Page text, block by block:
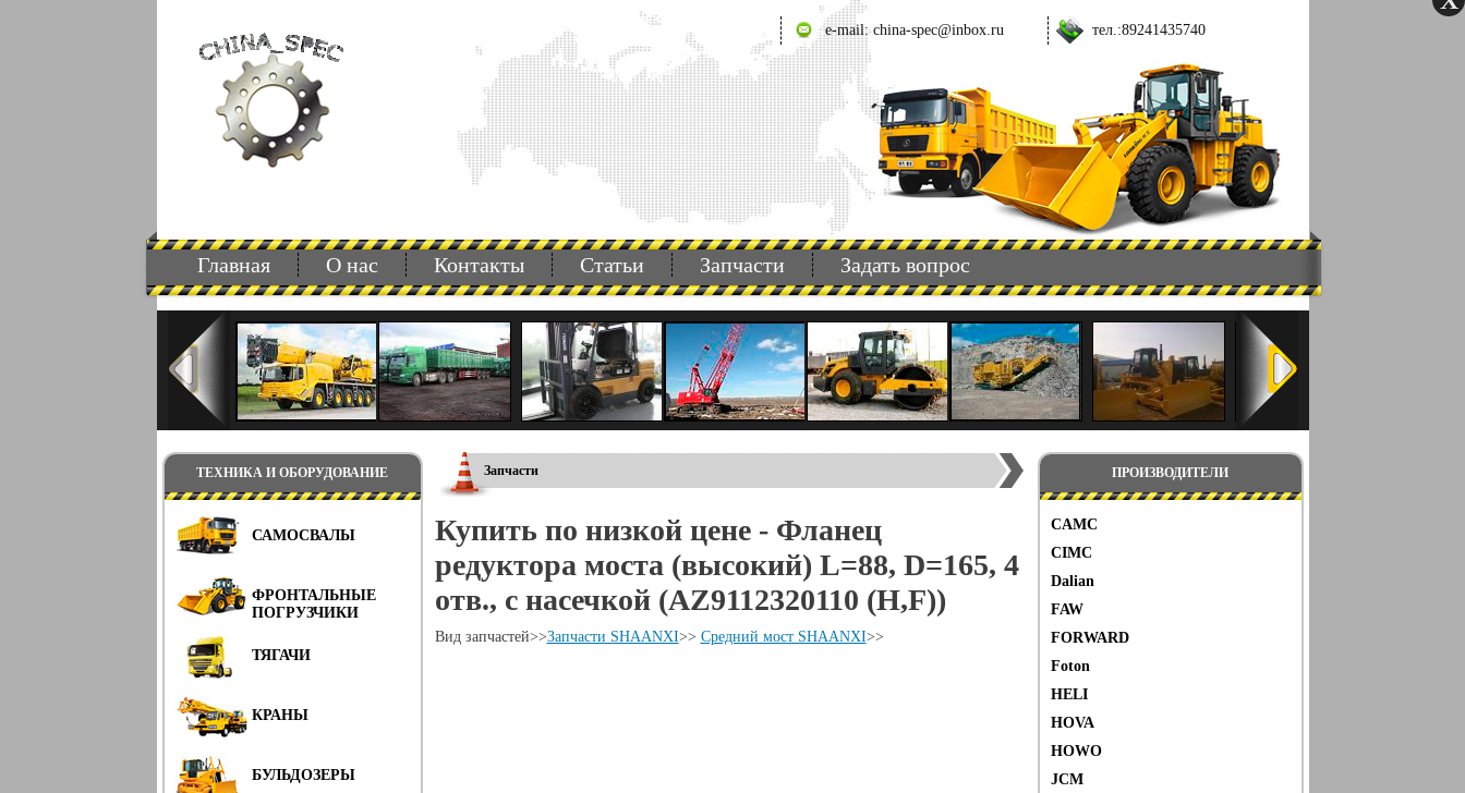
e-mail: china-spec@inbox.ru тел.:89241435740
Главная О нас Контакты Статьи Запчасти Задать вопрос
ТЕХНИКА И ОБОРУДОВАНИЕ
САМОСВАЛЫ
ФРОНТАЛЬНЫЕ
ПОГРУЗЧИКИ
ТЯГАЧИ
КРАНЫ
БУЛЬДОЗЕРЫ
ПРОИЗВОДИТЕЛИ
CAMC
CIMC
Dalian
FAW
FORWARD
Foton
HELI
HOVA
HOWO
JCM
Запчасти
Купить по низкой цене - Фланец
редуктора моста (высокий) L=88, D=165, 4
отв., с насечкой (AZ9112320110 (H,F))
Вид запчастей>>Запчасти SHAANXI>> Средний мост SHAANXI>>